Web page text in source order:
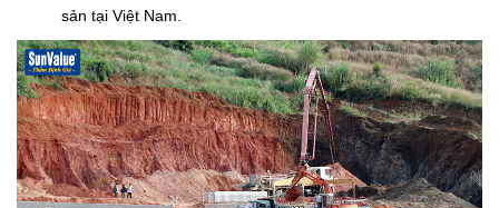
sản tại Việt Nam.